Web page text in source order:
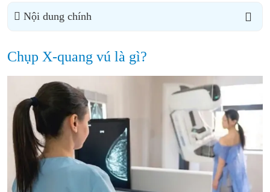
Nội dung chính
Chụp X-quang vú là gì?